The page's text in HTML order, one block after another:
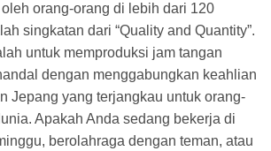
orang-orang di lebih dari 120
singkatan dari “Quality and Quantity”.
untuk memproduksi jam tangan
dengan menggabungkan keahlian
Jepang yang terjangkau untuk orang-
Apakah Anda sedang bekerja di
berolahraga dengan teman, atau